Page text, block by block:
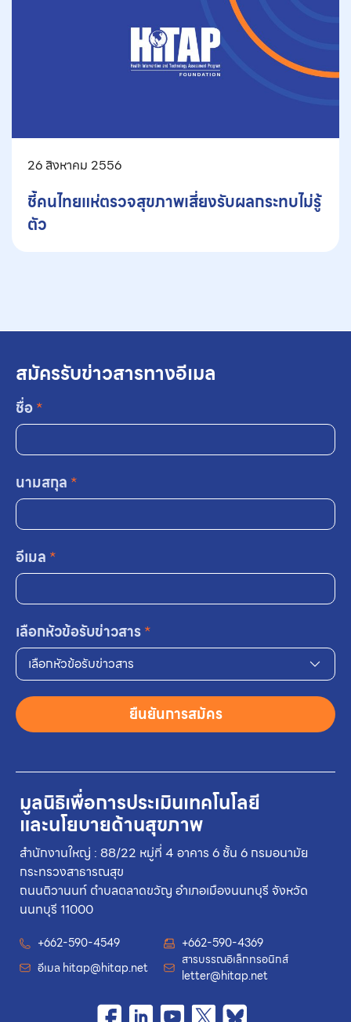
26 สิงหาคม 2556
ชี้คนไทยแห่ตรวจสุขภาพเสี่ยงรับผลกระทบไม่รู้
ตัว
มูลนิธิเพื่อการประเมินเทคโนโลยี
และนโยบายด้านสุขภาพ
สำนักงานใหญ่ : 88/22 หมู่ที่ 4 อาคาร 6 ชั้น 6 กรมอนามัย
กระทรวงสาธารณสุข
ถนนติวานนท์ ตำบลตลาดขวัญ อำเภอเมืองนนทบุรี จังหวัด
นนทบุรี 11000
+662-590-4549
+662-590-4369
อีเมล hitap@hitap.net
สารบรรณอิเล็กทรอนิกส์
letter@hitap.net
สมัครรับข่าวสารทางอีเมล
ชื่อ*
นามสกุล *
อีเมล *
เลือกหัวข้อรับข่าวสาร*
เลือกหัวข้อรับข่าวสาร
ยืนยันการสมัคร